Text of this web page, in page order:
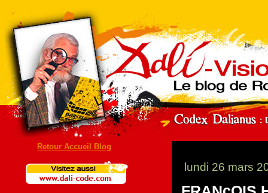
Retour Accueil Blog
lundi 26 mars